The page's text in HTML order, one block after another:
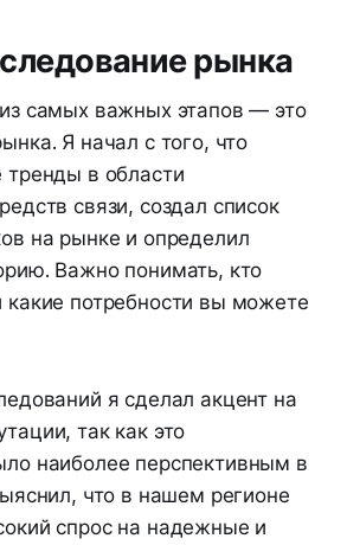
рынка
самых важных этапов — это
Я начал с того, что
тренды в области
связи, создал список
на рынке и определил
Важно понимать, кто
потребности вы можете
я сделал акцент на
так как это
наиболее перспективным в
что в нашем регионе
спрос на надежные и